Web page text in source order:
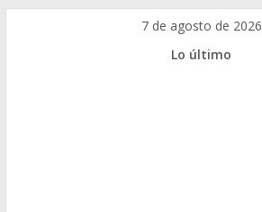
7 de agosto de 2026
Lo último